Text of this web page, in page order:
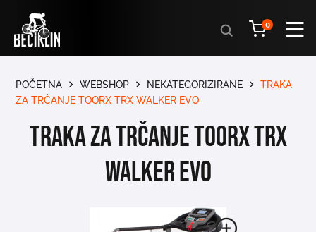
Products
search
0
POČETNA WEBSHOP NEKATEGORIZIRANE
TRAKA
ZA TRČANJE TOORX TRX WALKER EVO
Traka za trčanje Toorx TRX
WALKER EVO